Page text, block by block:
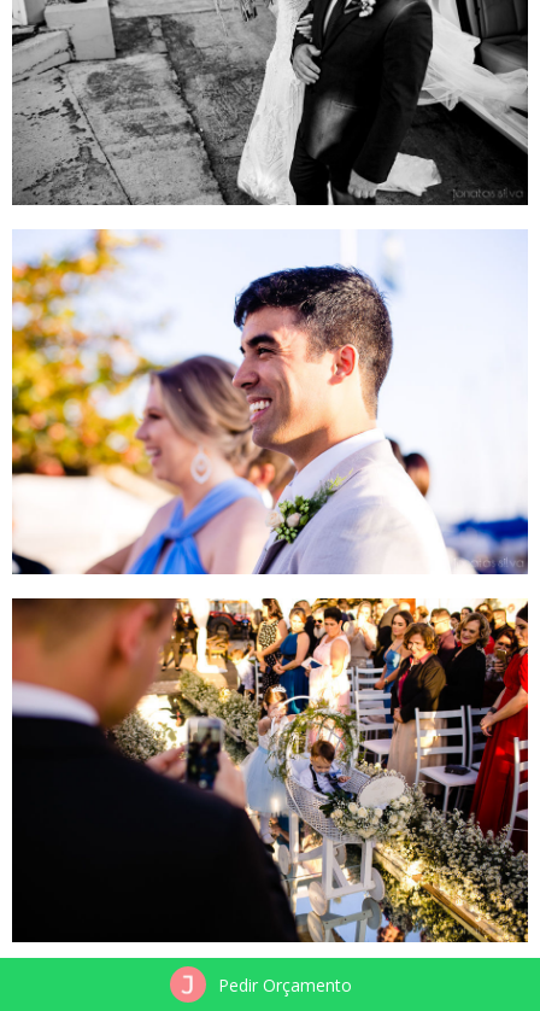
Pedir Orçamento